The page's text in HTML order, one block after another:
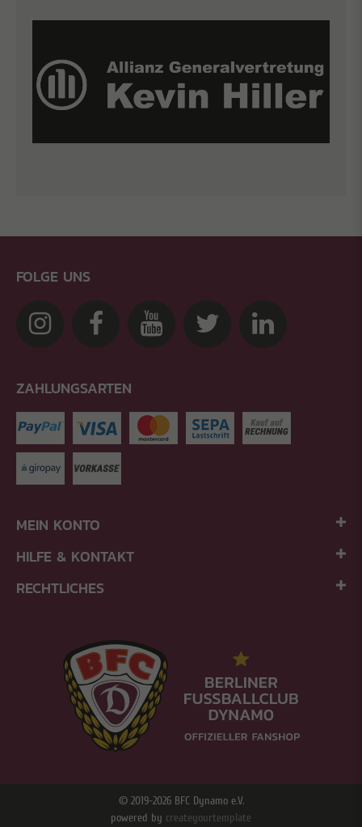
FOLGE UNS
ZAHLUNGSARTEN
MEIN KONTO
HILFE & KONTAKT
RECHTLICHES
© 2019-2026 BFC Dynamo e.V.
powered by createyourtemplate